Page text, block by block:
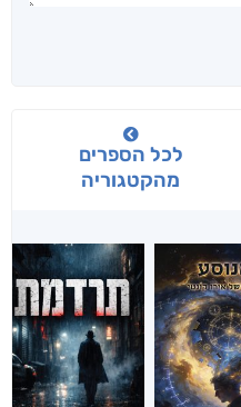
לכל הספרים
מהקטגוריה